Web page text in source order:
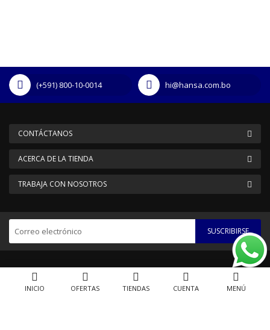
INICIO OFERTAS TIENDAS CUENTA MENÚ
(+591) 800-10-0014 hi@hansa.com.bo
CONTÁCTANOS
ACERCA DE LA TIENDA
TRABAJA CON NOSOTROS
SUSCRIBIRSE
SM Market © 2021 Demo Store. All Rights Reserved.